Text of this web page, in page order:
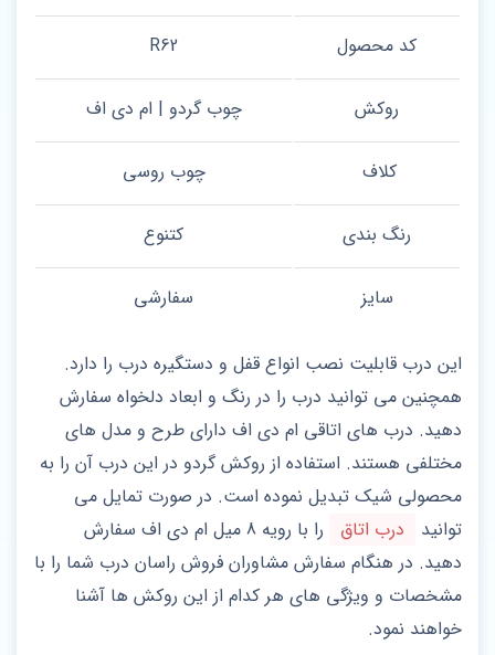
کد محصول R62
روکش چوب گردو | ام دی اف
کلاف چوب روسی
رنگ بندی کتنوع
سایز سفارشی
این درب قابلیت نصب انواع قفل و دستگیره درب را دارد.
همچنین می توانید درب را در رنگ و ابعاد دلخواه سفارش
دهید. درب های اتاقی ام دی اف دارای طرح و مدل های
مختلفی هستند. استفاده از روکش گردو در این درب آن را به
محصولی شیک تبدیل نموده است. در صورت تمایل می
توانید
درب اتاق
را با رویه 8 میل ام دی اف سفارش
دهید. در هنگام سفارش مشاوران فروش راسان درب شما را با
مشخصات و ویژگی های هر کدام از این روکش ها آشنا
خواهند نمود.